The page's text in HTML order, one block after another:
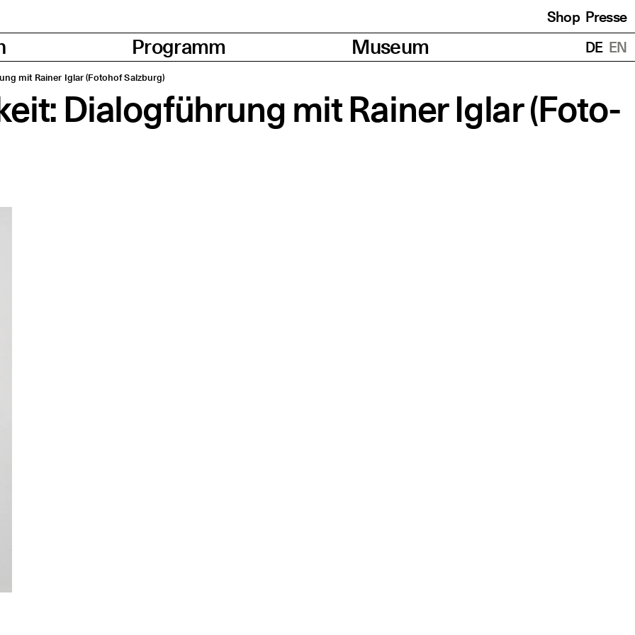
Shop Presse
Programm Museum Übersetzungen
DE EN
mit Rai­ner Iglar (Foto­hof Salzburg)
Dia­log­füh­rung mit Rai­ner Iglar (Foto­